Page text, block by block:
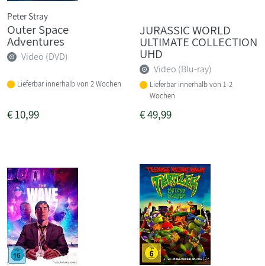
Peter Stray
Outer Space
Adventures
Video (DVD)
Lieferbar innerhalb von 2 Wochen
€10,99
JURASSIC WORLD
ULTIMATE COLLECTION
UHD
Video (Blu-ray)
Lieferbar innerhalb von 1-2
Wochen
€49,99